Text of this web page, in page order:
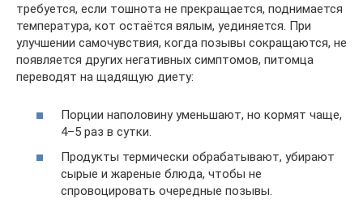
требуется, если тошнота не прекращается, поднимается
температура, кот остаётся вялым, уединяется. При
улучшении самочувствия, когда позывы сокращаются, не
появляется других негативных симптомов, питомца
переводят на щадящую диету:
Порции наполовину уменьшают, но кормят чаще,
4–5 раз в сутки.
Продукты термически обрабатывают, убирают
сырые и жареные блюда, чтобы не
спровоцировать очередные позывы.